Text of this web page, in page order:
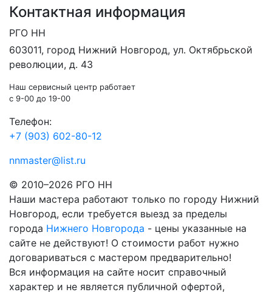
Контактная информация
РГО НН
603011, город Нижний Новгород, ул. Октябрьской
революции, д. 43
Наш сервисный центр работает
c 9-00 до 19-00
Телефон:
+7 (903) 602-80-12
nnmaster@list.ru
© 2010–2026 РГО НН
Наши мастера работают только по городу Нижний
Новгород, если требуется выезд за пределы
города Нижнего Новгорода - цены указанные на
сайте не действуют! О стоимости работ нужно
договариваться с мастером предварительно!
Вся информация на сайте носит справочный
характер и не является публичной офертой,